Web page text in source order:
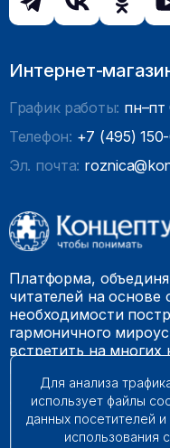
Интернет-
График работы:
Телефон: +7 (495)
Эл. почта:
Платформа,
читателей на основе
необходимости
гармоничного
встретить на
© 2009 – 2026. Все
Для анализа
использует файлы
данных посетителей
использования